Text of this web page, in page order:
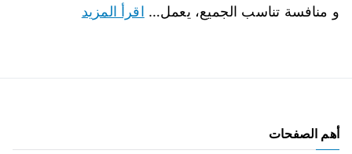
و منافسة تناسب الجميع، يعمل… اقرأ المزيد
أهم الصفحات